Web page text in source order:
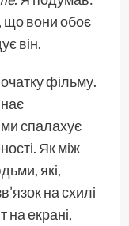
що вони обоє
він.
фільму.
спалахує
Як між
які,
на схилі
екрані,